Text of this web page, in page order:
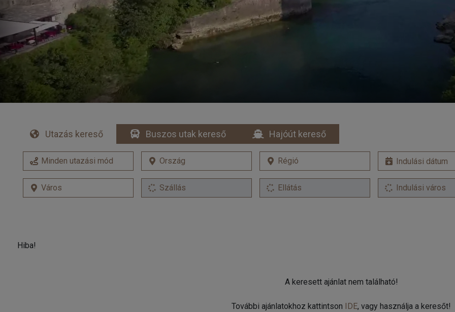
Utazás kereső Buszos utak kereső Hajóút kereső
Hiba!
A keresett ajánlat nem található!
További ajánlatokhoz kattintson IDE, vagy használja a keresőt!